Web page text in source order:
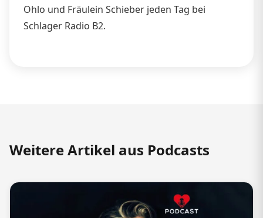
Ohlo und Fräulein Schieber jeden Tag bei
Schlager Radio B2.
Weitere Artikel aus Podcasts